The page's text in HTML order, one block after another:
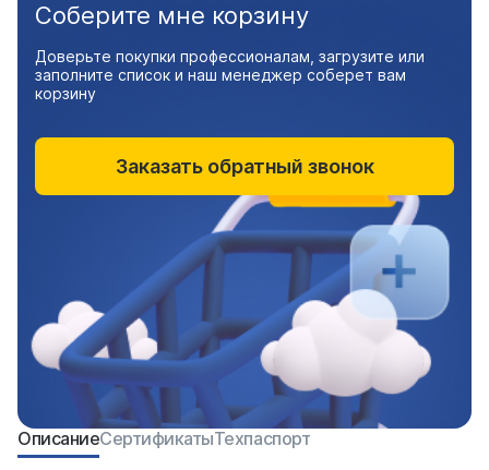
ОписаниеСертификатыТехпаспорт
Соберите мне корзину
Доверьте покупки профессионалам, загрузите или
заполните список и наш менеджер соберет вам
корзину
Заказать обратный звонок